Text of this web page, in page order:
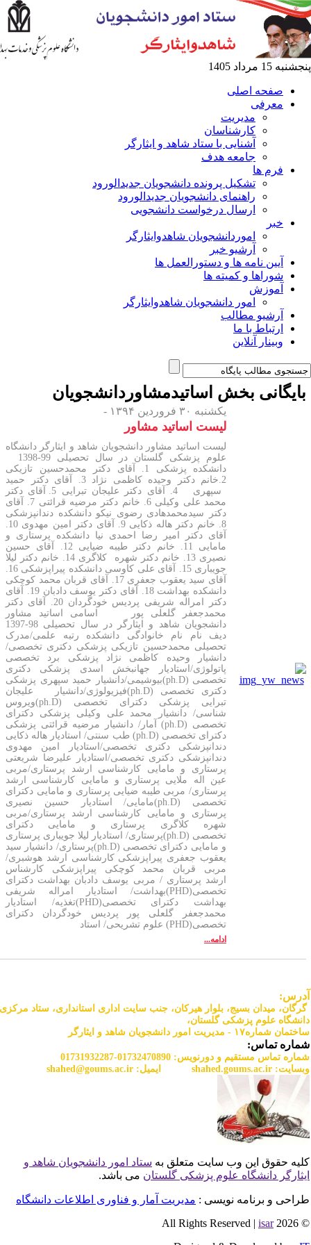
اصلی
مدیریت
کارشناسان
آشنایی با ستاد شاهد و ایثارگر
جامعه هدف
تشکیل پرونده دانشجویان جدیدالورود
راهنمای دانشجویان جدیدالورود
ارسال درخواست دانشجویی
اموردانشجویان شاهدوایثارگر
آرشیو خبر
نامه ها و دستورالعمل ها
و کمیته ها
امور دانشجویان شاهدوایثارگر
مطالب
با ما
آنلاین
بخش اساتیدمشاوردانشجویان
لیست اساتید مشاور
لیست اساتید مشاور دانشجویان شاهد و ایثارگر دانشگاه
علوم پزشکی گلستان در سال تحصیلی 99-1398
دانشکده پزشکی 1. آقای دکتر محمدحسین تازیکی
2.خانم دکتر وحیده کاظمی نژاد 3. آقای دکتر حمید
سپهری 4. آقای دکتر علیجان تبرایی 5. آقای دکتر
محمد علی وکیلی 6. خانم دکتر مرضیه قرائتی 7. آقای
دکتر سیدمحمدهادی رضوی نیکو دانشکده دندانپزشکی
آقای دکتر امیر رضا احمدی نیا دانشکده پرستاری و
مامایی 11. خانم دکتر طیبه ضیایی 12. آقای حسین
نصیری 13. خانم دکتر شهره کلاگری 14. خانم دکتر لیلا
جویباری 15. آقای علی کاوسی دانشکده پیراپزشکی 16.
آقای سید یعقوب جعفری 17. آقای قربان محمد کوچکی
دانشکده بهداشت 18. آقای دکتر یوسف دادبان 19. آقای
دکتر امراله شریفی پردیس خودگردان 20. آقای دکتر
محمدجعفر گلعلی پور اسامی اساتید مشاور
دانشجویان شاهد و ایثارگر در سال تحصیلی 98-1397
دیف نام نام خانوادگی دانشکده رتبه علمی/مدرک
تحصیلی محمدحسین تازیکی پزشکی دکتری تخصصی/
دانشیار وحیده کاظمی نژاد پزشکی برد تخصصی
پاتولوژی/استادیار جهانبخش اسدی پزشکی دکتری
تخصصی (ph.D)بیوشیمی/دانشیار حمید سپهری پزشکی
دکتری تخصصی (ph.D)فیزیولوژی/دانشیار علیجان
تبرایی پزشکی دکترای تخصصی (ph.D)ویروس
شناسی/ دانشیار محمد علی وکیلی پزشکی دکترای
تخصصی (ph.D) آمار/ دانشیار مرضیه قرائتی پزشکی
دکترای تخصصی (ph.D) طب سنتی/ استادیار هاله ذکایی
دندانپزشکی دکتری تخصصی/استادیار امین مهدوی
دندانپزشکی دکتری تخصصی/استادیار علیرضا شریعتی
پرستاری و مامایی کارشناسی ارشد پرستاری/مربی
عین اله ملایی پرستاری و مامایی کارشناسی ارشد
پرستاری/ مربی طیبه ضیایی پرستاری و مامایی دکترای
تخصصی (ph.D)مامایی/ استادیار حسین نصیری
پرستاری و مامایی کارشناسی ارشد پرستاری/مربی
شهره کلاگری پرستاری و مامایی دکترای
تخصصی (ph.D)پرستاری/ استادیار لیلا جویباری پرستاری
و مامایی دکترای تخصصی (ph.D)پرستاری/ دانشیار سید
یعقوب جعفری پیراپزشکی کارشناسی ارشد هوشبری/
مربی قربان محمد کوچکی پیراپزشکی کارشناس
ارشد پرستاری / مربی یوسف دادبان بهداشت دکترای
تخصصی(PHD)بهداشت/ استادیار امراله شریفی
بهداشت دکترای تخصصی(PHD)تغذیه/ استادیار
محمدجعفر گلعلی پور پردیس خودگردان دکترای
بسیج، بلوار هیرکان، جنب سایت اداری استانداری، ستاد مرکزی
پزشکی گلستان،
شاهد و ایثارگر
مستقیم و دورنویس:
ایمیل: shahed@goums.ac.i
این وب سایت متعلق به ستاد امور دانشجویان شاهد و
علوم پزشکی گلستانمی باشد.
نویسی :مدیریت آمار و فناوری اطلاعات دانشگاه